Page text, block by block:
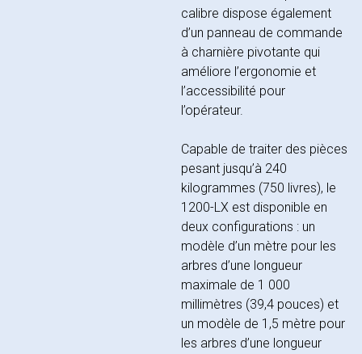
calibre dispose également
d’un panneau de commande
à charnière pivotante qui
améliore l’ergonomie et
l’accessibilité pour
l’opérateur.
Capable de traiter des pièces
pesant jusqu’à 240
kilogrammes (750 livres), le
1200-LX est disponible en
deux configurations : un
modèle d’un mètre pour les
arbres d’une longueur
maximale de 1 000
millimètres (39,4 pouces) et
un modèle de 1,5 mètre pour
les arbres d’une longueur